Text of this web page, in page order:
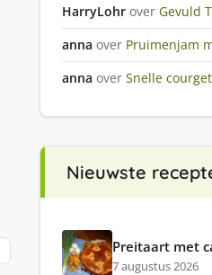
HarryLohr over Gevuld
anna over Pruimenjam
anna over Snelle
Nieuwste
Preitaart met
7 augustus 2026